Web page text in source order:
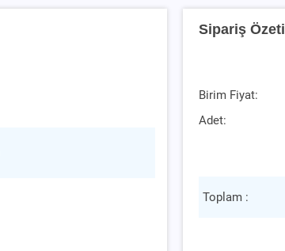
Sipariş Özeti
Birim Fiyat:
Adet:
Toplam :